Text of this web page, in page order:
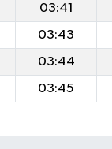
03:41
03:43
03:44
03:45